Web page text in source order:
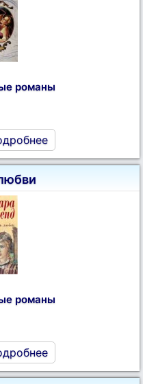
романы
романы